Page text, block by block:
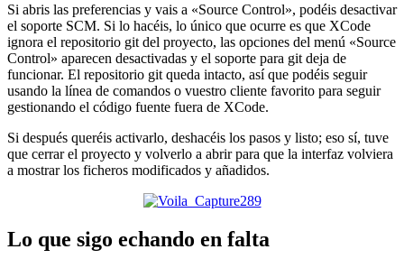
Si abris las preferencias y vais a «Source Control», podéis desactivar
el soporte SCM. Si lo hacéis, lo único que ocurre es que XCode
ignora el repositorio git del proyecto, las opciones del menú «Source
Control» aparecen desactivadas y el soporte para git deja de
funcionar. El repositorio git queda intacto, así que podéis seguir
usando la línea de comandos o vuestro cliente favorito para seguir
gestionando el código fuente fuera de XCode.
Si después queréis activarlo, deshacéis los pasos y listo; eso sí, tuve
que cerrar el proyecto y volverlo a abrir para que la interfaz volviera
a mostrar los ficheros modificados y añadidos.
Lo que sigo echando en falta